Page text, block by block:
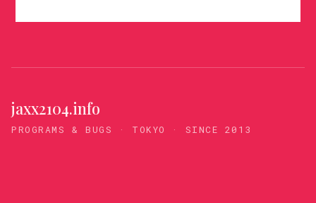
jaxx2104.info
PROGRAMS & BUGS · TOKYO · SINCE 2013